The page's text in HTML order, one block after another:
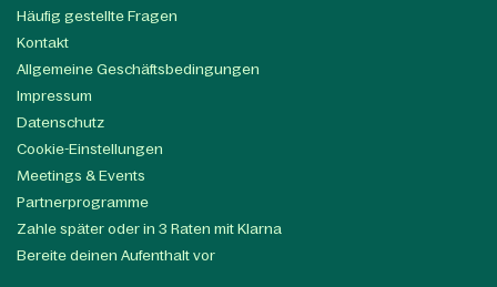
Häufig gestellte Fragen
Kontakt
Allgemeine Geschäftsbedingungen
Impressum
Datenschutz
Cookie-Einstellungen
Meetings & Events
Partnerprogramme
Zahle später oder in 3 Raten mit Klarna
Bereite deinen Aufenthalt vor